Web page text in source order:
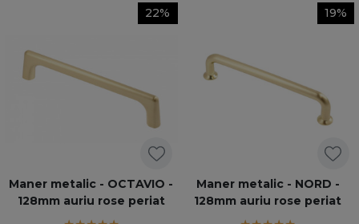
22%
Maner metalic - OCTAVIO -
128mm auriu rose periat
19%
Maner metalic - NORD -
128mm auriu rose periat